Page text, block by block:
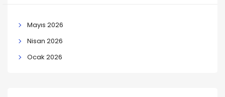
Mayıs 2026
Nisan 2026
Ocak 2026